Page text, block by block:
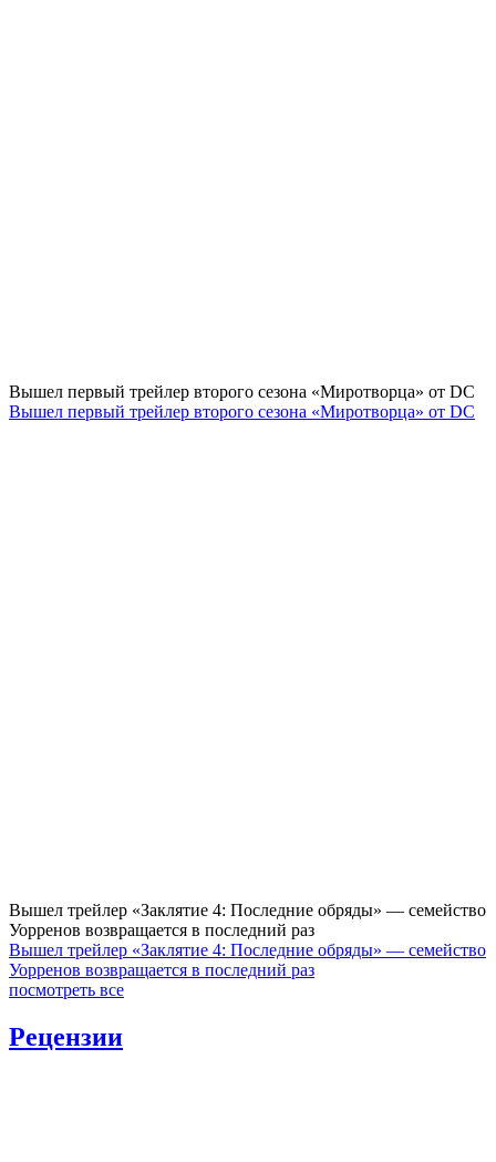
Вышел первый трейлер второго сезона «Миротворца» от DC
Вышел первый трейлер второго сезона «Миротворца» от DC
Вышел трейлер «Заклятие 4: Последние обряды» — семейство
Уорренов возвращается в последний раз
Вышел трейлер «Заклятие 4: Последние обряды» — семейство
Уорренов возвращается в последний раз
посмотреть все
Рецензии